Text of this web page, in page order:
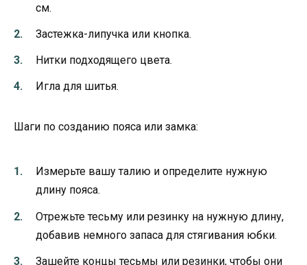
см.
Застежка-липучка или кнопка.
Нитки подходящего цвета.
Игла для шитья.
Шаги по созданию пояса или замка:
Измерьте вашу талию и определите нужную
длину пояса.
Отрежьте тесьму или резинку на нужную длину,
добавив немного запаса для стягивания юбки.
Зашейте концы тесьмы или резинки, чтобы они